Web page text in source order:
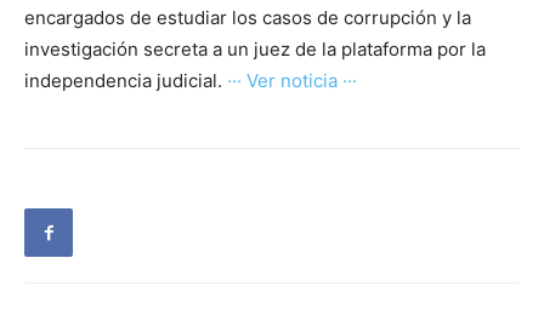
encargados de estudiar los casos de corrupción y la
investigación secreta a un juez de la plataforma por la
independencia judicial. ··· Ver noticia ···